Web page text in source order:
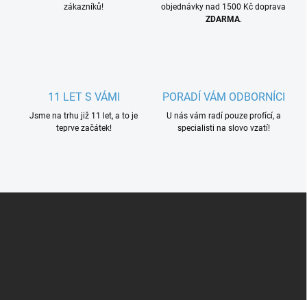
zákazníků!
objednávky nad 1500 Kč doprava
ZDARMA.
11 LET S VÁMI
Jsme na trhu již 11 let, a to je
teprve začátek!
PORADÍ VÁM ODBORNÍCI
U nás vám radí pouze profící, a
specialisti na slovo vzatí!